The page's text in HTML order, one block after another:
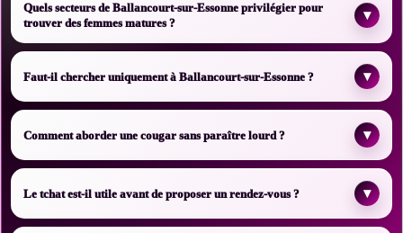
Quels secteurs de Ballancourt-sur-Essonne privilégier pour
trouver des femmes matures ?
▾
Faut-il chercher uniquement à Ballancourt-sur-Essonne ? ▾
Comment aborder une cougar sans paraître lourd ? ▾
Le tchat est-il utile avant de proposer un rendez-vous ? ▾